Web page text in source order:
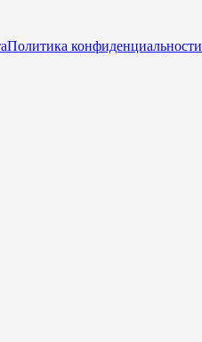
Политика конфиденциальности